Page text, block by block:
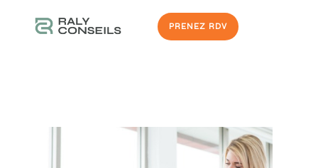
PRENEZ RDV